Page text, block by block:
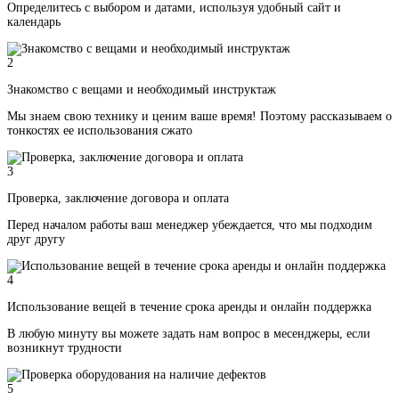
Определитесь с выбором и датами, используя удобный сайт и
календарь
2
Знакомство с вещами и необходимый инструктаж
Мы знаем свою технику и ценим ваше время! Поэтому рассказываем о
тонкостях ее использования сжато
3
Проверка, заключение договора и оплата
Перед началом работы ваш менеджер убеждается, что мы подходим
друг другу
4
Использование вещей в течение срока аренды и онлайн поддержка
В любую минуту вы можете задать нам вопрос в месенджеры, если
возникнут трудности
5